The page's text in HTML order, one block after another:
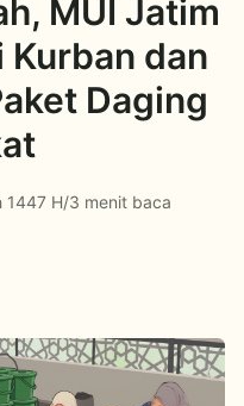
MUI Jatim
Kurban dan
Daging
1447 H/3 menit baca